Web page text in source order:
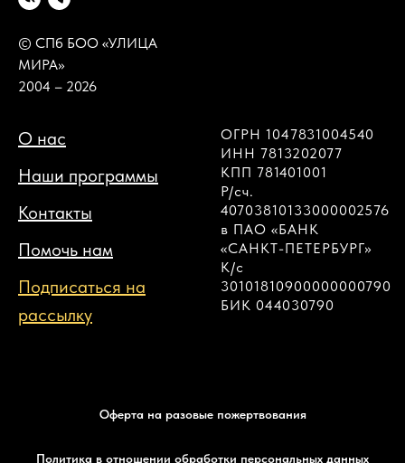
© СПб БОО «УЛИЦА
МИРА»
2004 – 2026
О нас
Наши программы
Контакты
Помочь нам
Подписаться на
рассылку
ОГРН 1047831004540
ИНН 7813202077
КПП 781401001
Р/сч.
40703810133000002576
в ПАО «БАНК
«САНКТ-ПЕТЕРБУРГ»
К/с
30101810900000000790
БИК 044030790
Оферта на разовые пожертвования
Политика в отношении обработки персональных данных